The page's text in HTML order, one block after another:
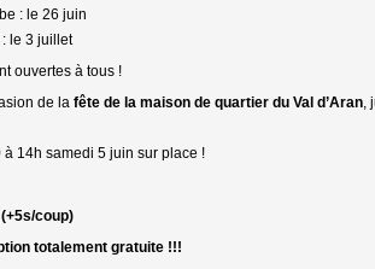
: le 26 juin
le 3 juillet
ouvertes à tous !
de la fête de la maison de quartier du Val d’Aran,
à 14h samedi 5 juin sur place !
coup)
totalement gratuite !!!